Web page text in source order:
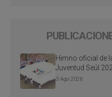
Himno oficial de
Juventud Seúl
3 Ago 2026